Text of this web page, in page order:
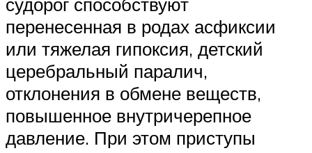
перенесенная в родах асфиксии
или тяжелая гипоксия, детский
церебральный паралич,
отклонения в обмене веществ,
повышенное внутричерепное
давление. При этом приступы